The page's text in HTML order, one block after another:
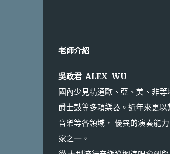
老師介紹
吳政君 ALEX WU
國內少見精通歐、亞、美、非
爵士鼓等多項樂器。近年來更
音樂等各領域， 優異的演奏能
家之一。